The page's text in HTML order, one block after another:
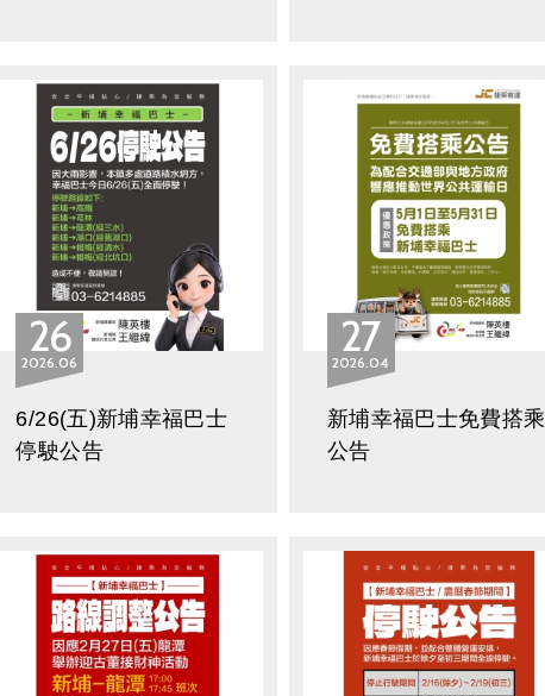
26
06
2026
6/26(五)新埔幸福巴士
停駛公告
2704
2026
新埔幸福巴士免費搭乘
公告